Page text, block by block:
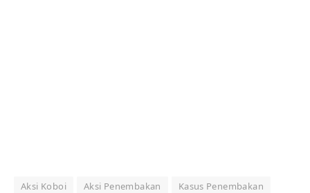
Aksi Koboi Aksi Penembakan
Kasus Penembakan